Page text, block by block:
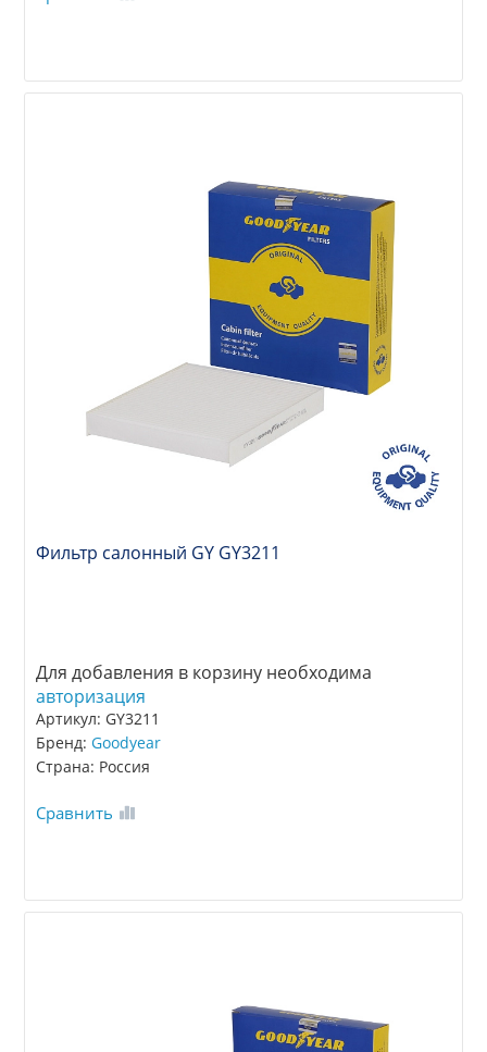
Фильтр салонный GY GY3211
Для добавления в корзину необходима
авторизация
Артикул: GY3211
Бренд:Goodyear
Страна: Россия
Сравнить